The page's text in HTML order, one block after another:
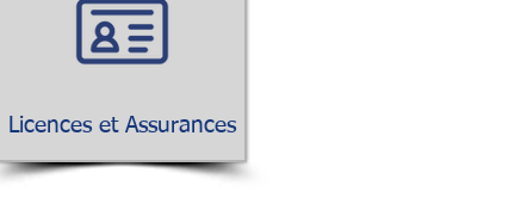
Licences et Assurances